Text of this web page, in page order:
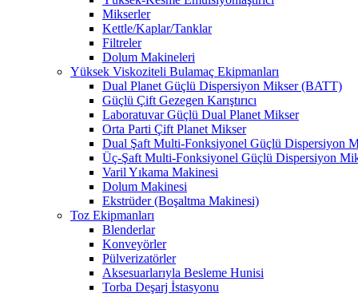
Mikserler
Kettle/Kaplar/Tanklar
Filtreler
Dolum Makineleri
Yüksek Viskoziteli Bulamaç Ekipmanları
Dual Planet Güçlü Dispersiyon Mikser (BATT)
Güçlü Çift Gezegen Karıştırıcı
Laboratuvar Güçlü Dual Planet Mikser
Orta Parti Çift Planet Mikser
Dual Şaft Multi-Fonksiyonel Güçlü Dispersiyon
Üç-Şaft Multi-Fonksiyonel Güçlü Dispersiyon
Varil Yıkama Makinesi
Dolum Makinesi
Ekstrüder (Boşaltma Makinesi)
Toz Ekipmanları
Blenderlar
Konveyörler
Pülverizatörler
Aksesuarlarıyla Besleme Hunisi
Torba Deşarj İstasyonu